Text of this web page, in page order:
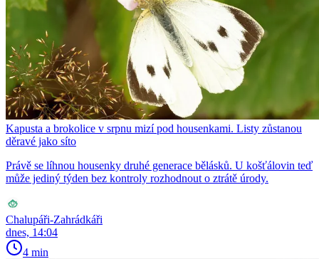
Kapusta a brokolice v srpnu mizí pod housenkami. Listy zůstanou
děravé jako síto
Právě se líhnou housenky druhé generace bělásků. U košťálovin teď
může jediný týden bez kontroly rozhodnout o ztrátě úrody.
Chalupáři-Zahrádkáři
dnes, 14:04
4 min